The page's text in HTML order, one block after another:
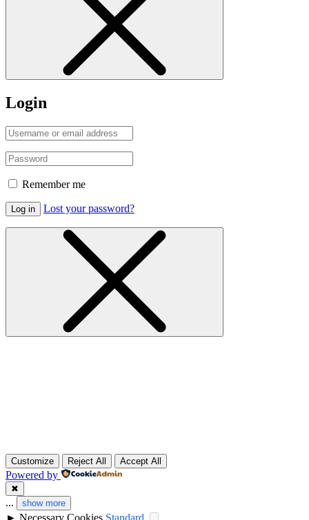
Login
Remember me
Log in Lost your password?
Customize Reject All Accept All
Powered by
✖
... show more